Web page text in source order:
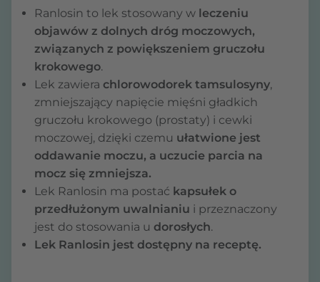
Ranlosin to lek stosowany w leczeniu
objawów z dolnych dróg moczowych,
związanych z powiększeniem gruczołu
krokowego.
Lek zawiera chlorowodorek tamsulosyny,
zmniejszający napięcie mięśni gładkich
gruczołu krokowego (prostaty) i cewki
moczowej, dzięki czemu ułatwione jest
oddawanie moczu, a uczucie parcia na
mocz się zmniejsza.
Lek Ranlosin ma postać kapsułek o
przedłużonym uwalnianiu i przeznaczony
jest do stosowania u dorosłych.
Lek Ranlosin jest dostępny na receptę.